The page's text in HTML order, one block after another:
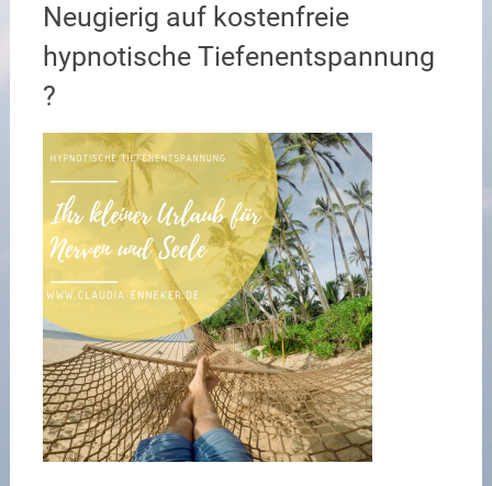
Neugierig auf kostenfreie
hypnotische Tiefenentspannung
?